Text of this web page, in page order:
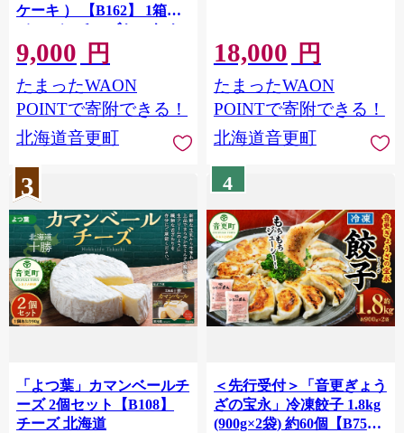
ケーキ ） 【B162】 1箱
（420g） チーズケーキ ケ
ーキ お菓子 洋菓子 冷凍
9,000 円
たまったWAON
POINTで寄附できる！
北海道音更町
18,000 円
たまったWAON
POINTで寄附できる！
北海道音更町
3
「よつ葉」カマンベールチ
ーズ 2個セット【B108】
チーズ 北海道
4
＜先行受付＞「音更ぎょう
ざの宝永」冷凍餃子 1.8kg
(900g×2袋) 約60個【B75】